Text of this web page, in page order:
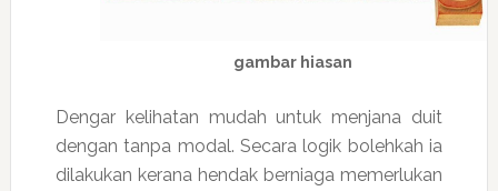
gambar hiasan
Dengar kelihatan mudah untuk menjana duit
dengan tanpa modal. Secara logik bolehkah ia
dilakukan kerana hendak berniaga memerlukan